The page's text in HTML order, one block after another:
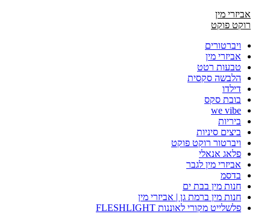
אביזרי מין
רוקט פוקט
ויברטורים
אביזרי מין
טבעות רטט
הלבשה סקסית
דילדו
בובת סקס
we vibe
ביריות
ביצים סיניות
ויברטור רוקט פוקט
פלאג אנאלי
אביזרי מין לגבר
בדסמ
חנות מין בבת ים
חנות מין ברמת גן | אביזרי מין
פלשלייט מקורי לאוננות FLESHLIGHT